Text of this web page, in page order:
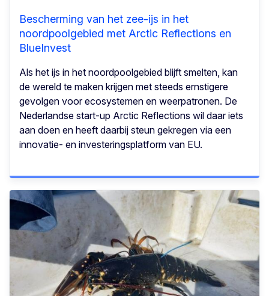
Bescherming van het zee-ijs in het
noordpoolgebied met Arctic Reflections en
BlueInvest
Als het ijs in het noordpoolgebied blijft smelten, kan
de wereld te maken krijgen met steeds ernstigere
gevolgen voor ecosystemen en weerpatronen. De
Nederlandse start-up Arctic Reflections wil daar iets
aan doen en heeft daarbij steun gekregen via een
innovatie- en investeringsplatform van EU.